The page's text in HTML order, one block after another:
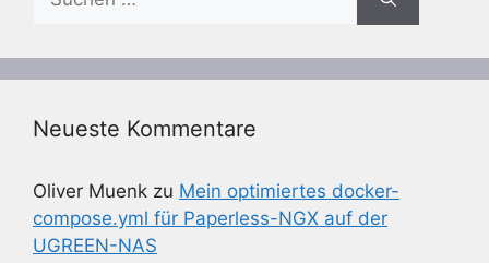
nach:
Neueste Kommentare
Oliver Muenk zu Mein optimiertes docker-
compose.yml für Paperless-NGX auf der
UGREEN-NAS